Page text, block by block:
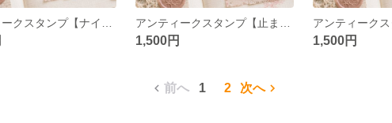
1,500円 1,500円
前へ 1 2 次へ